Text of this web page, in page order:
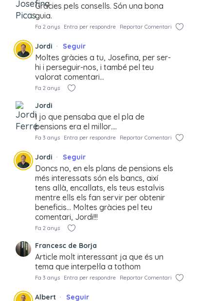
Gràcies pels consells. Són una bona
guia.
Fa 2 anys Entra per respondre Reportar Comentari
Jordi Seguir
Moltes gràcies a tu, Josefina, per ser-
hi i perseguir-nos, i també pel teu
valorat comentari…
Fa 2 anys
Jordi
I jo que pensaba que el pla de
pensions era el millor….
Fa 3 anys Entra per respondre Reportar Comentari
Jordi Seguir
Doncs no, en els plans de pensions els
més interessats són els bancs, així
tens allà, encallats, els teus estalvis
mentre ells els fan servir per obtenir
beneficis… Moltes gràcies pel teu
comentari, Jordi!!!
Fa 2 anys
Francesc de Borja
Article molt interessant ja que és un
tema que interpel·la a tothom
Fa 3 anys Entra per respondre Reportar Comentari
Albert Seguir